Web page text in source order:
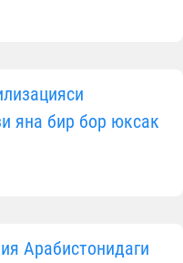
яна бир бор юксак
Арабистонидаги